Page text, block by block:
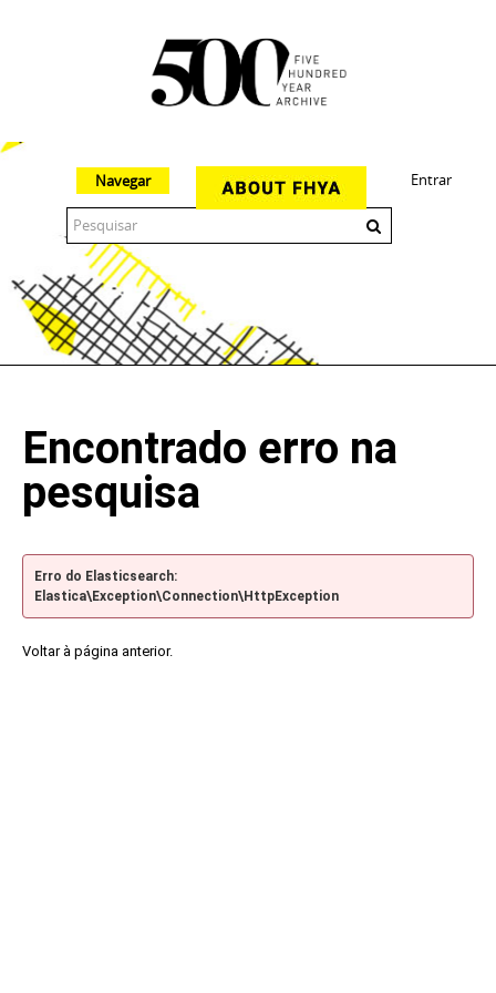
Entrar
Navegar
Encontrado erro na
pesquisa
Erro do Elasticsearch:
Elastica\Exception\Connection\HttpException
Voltar à página anterior.